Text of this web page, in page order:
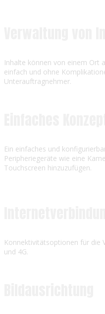
Inhalte können von einem Ort
einfach und ohne
Unterauftragnehmer.
Ein einfaches und
Peripheriegeräte wie eine
Touchscreen hinzuzufügen.
Konnektivitätsoptionen für die
und 4G.